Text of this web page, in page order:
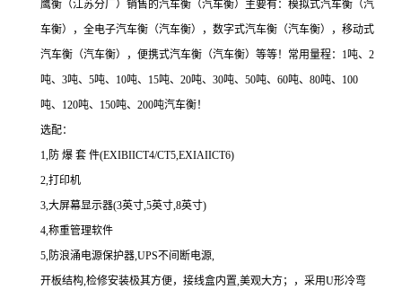
鹰衡（江苏分厂）销售的汽车衡（汽车衡）主要有：模拟式汽车衡（汽
车衡），全电子汽车衡（汽车衡），数字式汽车衡（汽车衡），移动式
汽车衡（汽车衡），便携式汽车衡（汽车衡）等等！常用量程：1吨、2
吨、3吨、5吨、10吨、15吨、20吨、30吨、50吨、60吨、80吨、100
吨、120吨、150吨、200吨汽车衡！
选配：
1,防 爆 套 件(EXIBIICT4/CT5,EXIAIICT6)
2,打印机
3,大屏幕显示器(3英寸,5英寸,8英寸)
4,称重管理软件
5,防浪涌电源保护器,UPS不间断电源,
开板结构,检修安装极其方便，接线盒内置,美观大方；，采用U形冷弯